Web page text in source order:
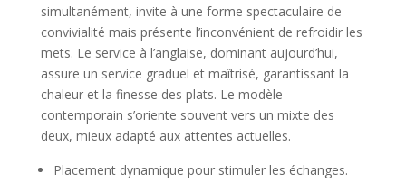
simultanément, invite à une forme spectaculaire de
convivialité mais présente l’inconvénient de refroidir les
mets. Le service à l’anglaise, dominant aujourd’hui,
assure un service graduel et maîtrisé, garantissant la
chaleur et la finesse des plats. Le modèle
contemporain s’oriente souvent vers un mixte des
deux, mieux adapté aux attentes actuelles.
Placement dynamique pour stimuler les échanges.